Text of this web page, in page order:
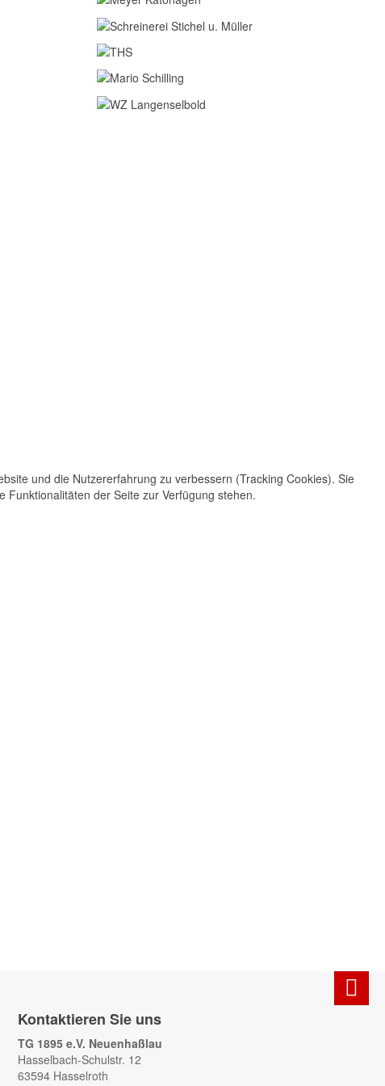
Kontaktieren Sie uns
TG 1895 e.V. Neuenhaßlau
Hasselbach-Schulstr. 12
63594 Hasselroth
und die Nutzererfahrung zu verbessern (Tracking Cookies). Sie
der Seite zur Verfügung stehen.